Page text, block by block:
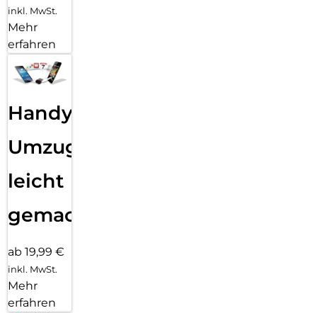
inkl. MwSt.
Mehr
erfahren
Handy
Umzug
leicht
gemacht!
ab 19,99 €
inkl. MwSt.
Mehr
erfahren